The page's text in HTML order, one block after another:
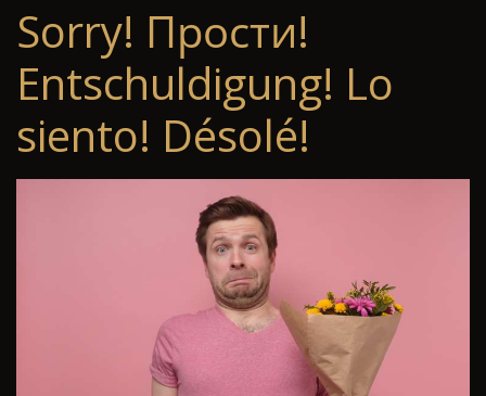
Sorry! Прости!
Entschuldigung! Lo
siento! Désolé!